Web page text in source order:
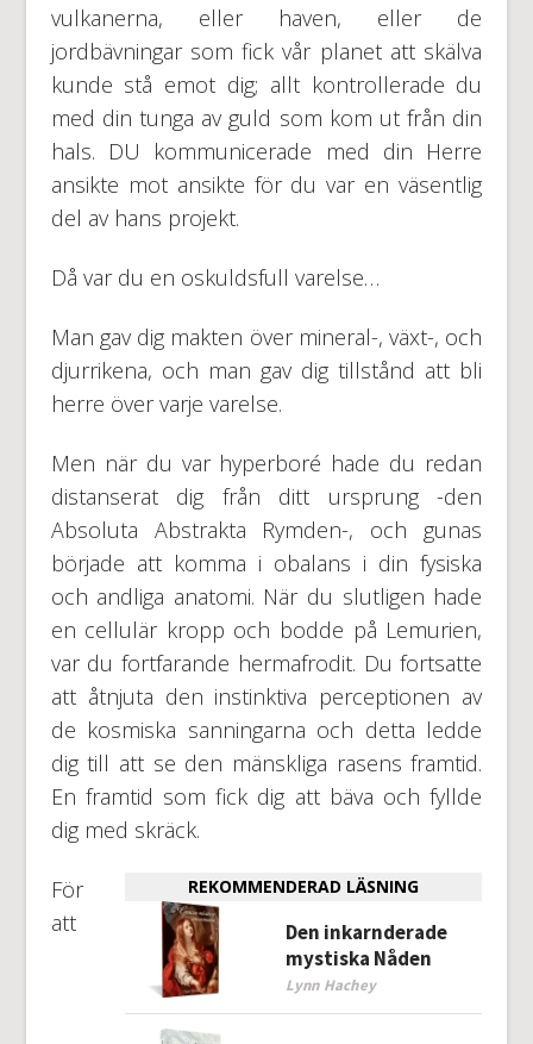
vulkanerna, eller haven, eller de
jordbävningar som fick vår planet att skälva
kunde stå emot dig; allt kontrollerade du
med din tunga av guld som kom ut från din
hals. DU kommunicerade med din Herre
ansikte mot ansikte för du var en väsentlig
del av hans projekt.
Då var du en oskuldsfull varelse…
Man gav dig makten över mineral-, växt-, och
djurrikena, och man gav dig tillstånd att bli
herre över varje varelse.
Men när du var hyperboré hade du redan
distanserat dig från ditt ursprung -den
Absoluta Abstrakta Rymden-, och gunas
började att komma i obalans i din fysiska
och andliga anatomi. När du slutligen hade
en cellulär kropp och bodde på Lemurien,
var du fortfarande hermafrodit. Du fortsatte
att åtnjuta den instinktiva perceptionen av
de kosmiska sanningarna och detta ledde
dig till att se den mänskliga rasens framtid.
En framtid som fick dig att bäva och fyllde
dig med skräck.
REKOMMENDERAD LÄSNING
Den inkarnderade
mystiska Nåden
Lynn Hachey
För
att